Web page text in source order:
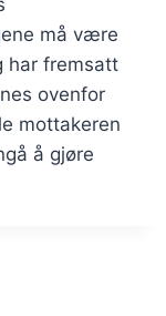
må være
har fremsatt
ovenfor
mottakeren
å gjøre